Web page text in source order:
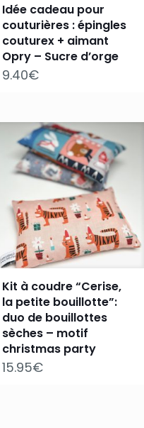
Idée cadeau pour
couturières : épingles
couturex + aimant
Opry – Sucre d’orge
9.40
Kit à coudre “Cerise,
la petite bouillotte”:
duo de bouillottes
sèches – motif
christmas party
15.95€